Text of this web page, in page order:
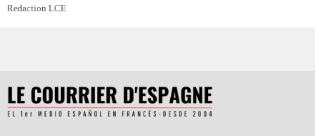
Redaction LCE